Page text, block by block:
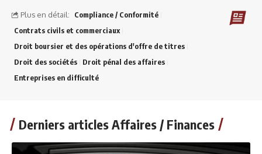
Plus en détail:
Compliance / Conformité
Contrats civils et commerciaux
Droit boursier et des opérations d'offre de titres
Droit des sociétés
Droit pénal des affaires
Entreprises en difficulté
Derniers articles Affaires / Finances